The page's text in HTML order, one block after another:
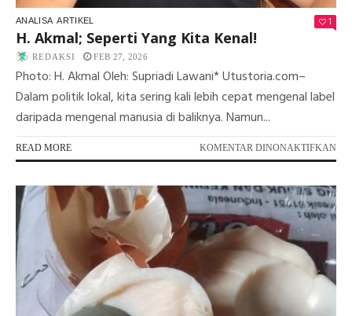
ANALISA ARTIKEL 1
H. Akmal; Seperti Yang Kita Kenal!
REDAKSI FEB 27, 2026
Photo: H. Akmal Oleh: Supriadi Lawani* Utustoria.com–
Dalam politik lokal, kita sering kali lebih cepat mengenal label
daripada mengenal manusia di baliknya. Namun...
READ MORE KOMENTAR DINONAKTIFKAN
H.